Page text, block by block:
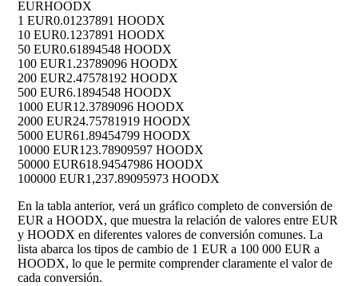
EURHOODX
1 EUR0.01237891 HOODX
10 EUR0.1237891 HOODX
50 EUR0.61894548 HOODX
100 EUR1.23789096 HOODX
200 EUR2.47578192 HOODX
500 EUR6.1894548 HOODX
1000 EUR12.3789096 HOODX
2000 EUR24.75781919 HOODX
5000 EUR61.89454799 HOODX
10000 EUR123.78909597 HOODX
50000 EUR618.94547986 HOODX
100000 EUR1,237.89095973 HOODX
En la tabla anterior, verá un gráfico completo de conversión de
EUR a HOODX, que muestra la relación de valores entre EUR
y HOODX en diferentes valores de conversión comunes. La
lista abarca los tipos de cambio de 1 EUR a 100 000 EUR a
HOODX, lo que le permite comprender claramente el valor de
cada conversión.